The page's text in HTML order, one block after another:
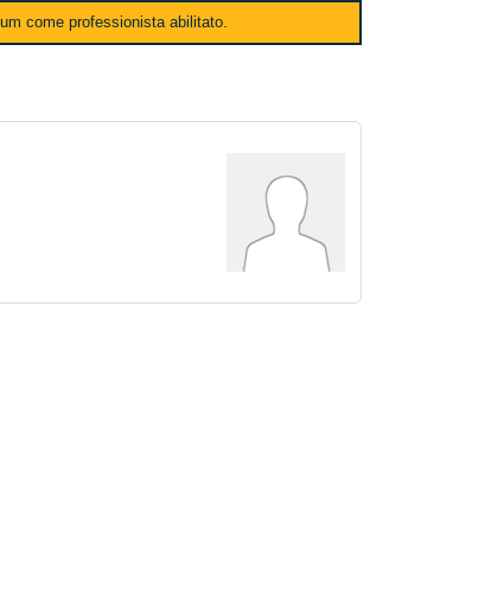
come professionista abilitato.